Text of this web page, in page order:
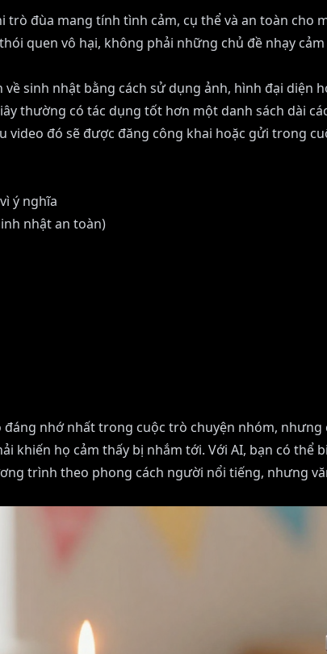
trò đùa mang tính tình cảm, cụ thể và an toàn cho
quen vô hại, không phải những chủ đề nhạy
sinh nhật bằng cách sử dụng ảnh, hình đại diện
thường có tác dụng tốt hơn một danh sách dài
video đó sẽ được đăng công khai hoặc gửi trong
ý nghĩa
nhật an toàn)
đáng nhớ nhất trong cuộc trò chuyện nhóm,
khiến họ cảm thấy bị nhắm tới. Với AI, bạn có thể
trình theo phong cách người nổi tiếng, nhưng